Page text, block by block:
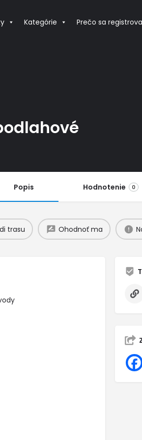
Kategórie Prečo sa
Popis Hodnotenie 0
trasu Ohodnoť ma